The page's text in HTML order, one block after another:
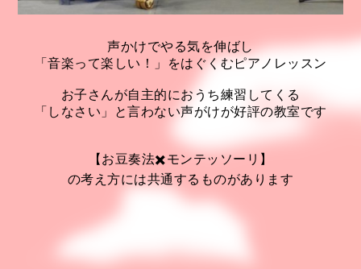
声かけでやる気を伸ばし
「音楽って楽しい！」をはぐくむピアノレッスン
お子さんが自主的におうち練習してくる
「しなさい」と言わない声がけが好評の教室です
【お豆奏法✖️モンテッソーリ】
の考え方には共通するものがあります